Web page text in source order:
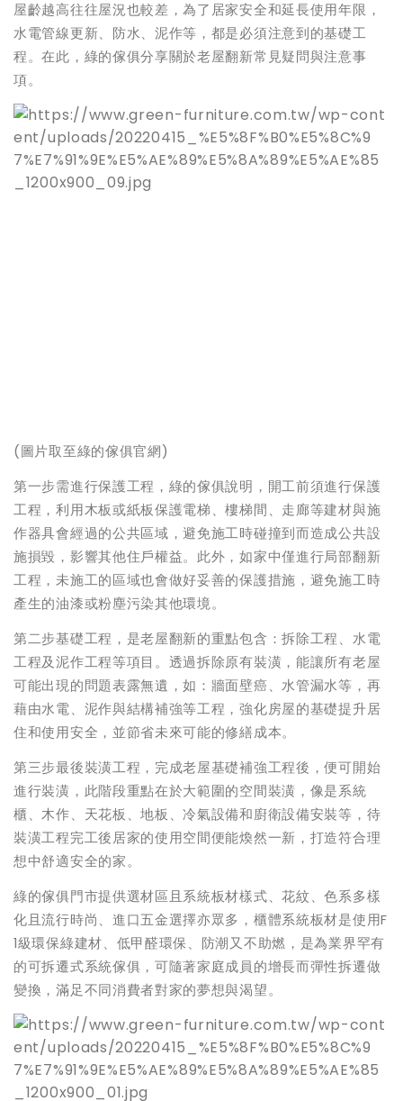
屋齡越高往往屋況也較差，為了居家安全和延長使用年限，
水電管線更新、防水、泥作等，都是必須注意到的基礎工
程。在此，綠的傢俱分享關於老屋翻新常見疑問與注意事
項。
(圖片取至綠的傢俱官網)
第一步需進行保護工程，綠的傢俱說明，開工前須進行保護
工程，利用木板或紙板保護電梯、樓梯間、走廊等建材與施
作器具會經過的公共區域，避免施工時碰撞到而造成公共設
施損毀，影響其他住戶權益。此外，如家中僅進行局部翻新
工程，未施工的區域也會做好妥善的保護措施，避免施工時
產生的油漆或粉塵污染其他環境。
第二步基礎工程，是老屋翻新的重點包含：拆除工程、水電
工程及泥作工程等項目。透過拆除原有裝潢，能讓所有老屋
可能出現的問題表露無遺，如：牆面壁癌、水管漏水等，再
藉由水電、泥作與結構補強等工程，強化房屋的基礎提升居
住和使用安全，並節省未來可能的修繕成本。
第三步最後裝潢工程，完成老屋基礎補強工程後，便可開始
進行裝潢，此階段重點在於大範圍的空間裝潢，像是系統
櫃、木作、天花板、地板、冷氣設備和廚衛設備安裝等，待
裝潢工程完工後居家的使用空間便能煥然一新，打造符合理
想中舒適安全的家。
綠的傢俱門市提供選材區且系統板材樣式、花紋、色系多樣
化且流行時尚、進口五金選擇亦眾多，櫃體系統板材是使用F
1級環保綠建材、低甲醛環保、防潮又不助燃，是為業界罕有
的可拆遷式系統傢俱，可隨著家庭成員的增長而彈性拆遷做
變換，滿足不同消費者對家的夢想與渴望。